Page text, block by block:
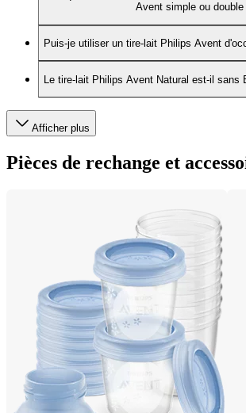
Avent simple ou double
Puis-je utiliser un tire-lait Philips Avent
Le tire-lait Philips Avent Natural est-il sans
Afficher plus
Pièces de rechange et